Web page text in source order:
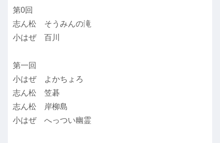
第0回
志ん松 そうみんの滝
小はぜ 百川
第一回
小はぜ よかちょろ
志ん松 笠碁
志ん松 岸柳島
小はぜ へっつい幽霊